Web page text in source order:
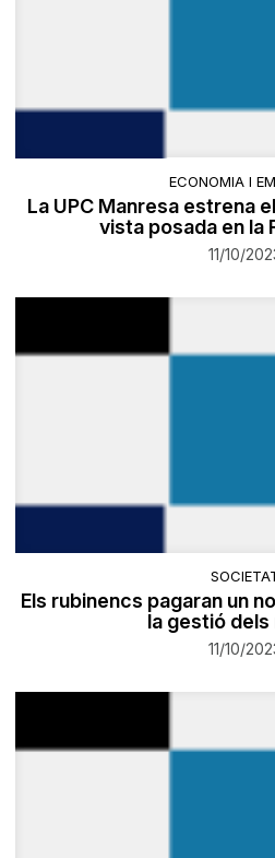
ECONOMIA I
La UPC Manresa estrena
vista posada en la
11/10/
Els rubinencs pagaran un
la gestió dels
11/10/